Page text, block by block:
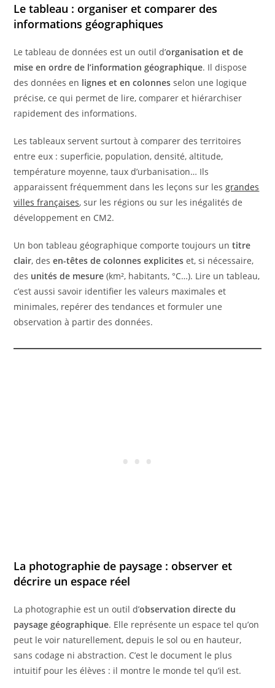
Le tableau : organiser et comparer des
informations géographiques
Le tableau de données est un outil d’organisation et de
mise en ordre de l’information géographique. Il dispose
des données en lignes et en colonnes selon une logique
précise, ce qui permet de lire, comparer et hiérarchiser
rapidement des informations.
Les tableaux servent surtout à comparer des territoires
entre eux : superficie, population, densité, altitude,
température moyenne, taux d’urbanisation… Ils
apparaissent fréquemment dans les leçons sur les grandes
villes françaises, sur les régions ou sur les inégalités de
développement en CM2.
Un bon tableau géographique comporte toujours untitre
clair, desen-têtes de colonnes explicites et, si nécessaire,
des unités de mesure (km², habitants, °C…). Lire un tableau,
c’est aussi savoir identifier les valeurs maximales et
minimales, repérer des tendances et formuler une
observation à partir des données.
La photographie de paysage : observer et
décrire un espace réel
La photographie est un outil d’observation directe du
paysage géographique. Elle représente un espace tel qu’on
peut le voir naturellement, depuis le sol ou en hauteur,
sans codage ni abstraction. C’est le document le plus
intuitif pour les élèves : il montre le monde tel qu’il est.